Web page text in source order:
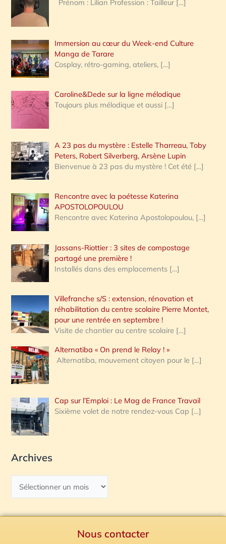
e
:
Prénom : Lilian Profession : Tailleur […]
Immersion au cœur du Week-end Culture
Manga de Tarare
Cosplay, rétro-gaming, ateliers, […]
Caroline&Dede sur la ligne mélodique
Toujours plus mélodique et aussi […]
A 23 pas du mystère : Estelle Tharreau, Toby
Peters, Robert Silverberg, Arsène Lupin
Bienvenue à 23 pas du mystère ! Cet été […]
Rencontre avec la poétesse Katerina
APOSTOLOPOULOU
Rencontre avec Katerina Apostolopoulou, […]
Jassans-Riottier : 3 sites de compostage
partagé une première !
Installés dans des emplacements […]
Villefranche s/S : extension, rénovation et
réhabilitation du centre scolaire Pierre Montet,
pour une rentrée en septembre !
Visite de chantier au centre scolaire […]
Alternatiba « On prend le Relay ! »
Alternatiba, mouvement citoyen pour le […]
Cap sur l’Emploi : Le Mag de France Travail
Sixième volet de notre rendez-vous Cap […]
Archives
Nous contacter